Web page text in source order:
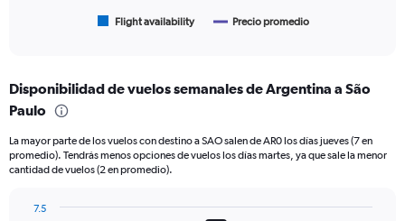
categories.
Range:
categories.
The
chart
Flight availability Precio promedio
Disponibilidad de vuelos semanales de Argentina a São
Paulo
La mayor parte de los vuelos con destino a SAO salen de AR0 los días jueves (7 en
promedio). Tendrás menos opciones de vuelos los días martes, ya que sale la menor
cantidad de vuelos (2 en promedio).
7.5